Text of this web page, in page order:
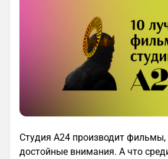
Студия А24 производит
достойные внимания. А что